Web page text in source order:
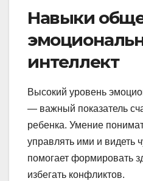
Навыки
интеллект
Высокий уровень
— важный показатель
ребенка. Умение
управлять ими и видеть
помогает формировать
избегать конфликтов.